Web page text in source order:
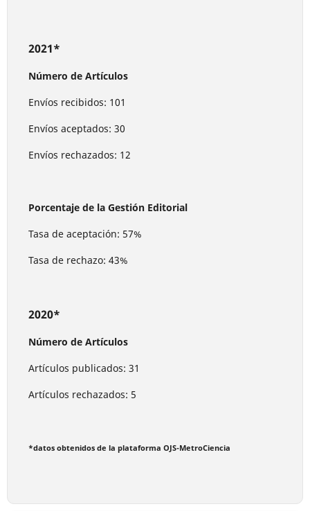
2021*
Número de Artículos
Envíos recibidos: 101
Envíos aceptados: 30
Envíos rechazados: 12
Porcentaje de la Gestión Editorial
Tasa de aceptación: 57%
Tasa de rechazo: 43%
2020*
Número de Artículos
Artículos publicados: 31
Artículos rechazados: 5
*datos obtenidos de la plataforma OJS-MetroCiencia